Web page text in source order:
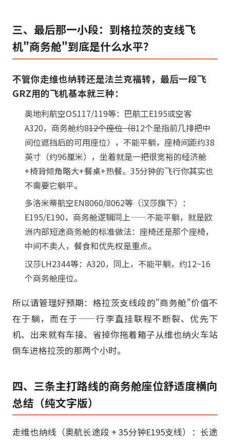
三、最后那一小段：到格拉茨的支线飞
机"商务舱"到底是什么水平？
不管你走维也纳转还是法兰克福转，最后一段飞
GRZ用的飞机基本就三种：
奥地利航空OS117/119等：巴航工E195或空客
A320，商务舱约812个座位（812个是指前几排把中
间位遮挡后的可用座位），不能平躺，座椅间距约38
英寸（约96厘米），坐着就是一把很宽裕的经济舱
+椅背倾角略大+餐桌+热餐。35分钟的飞行你其实也
不需要它躺平。
多洛米蒂航空EN8060/8062等（汉莎旗下）：
E195/E190，商务舱逻辑同上——不能平躺，就是欧
洲内部短途商务舱的标准做法：座椅还是那个座椅，
中间不卖人，餐食和优先权是重点。
汉莎LH2344等：A320，同上，不能平躺，约12~16
个商务舱座位。
所以请管理好预期：格拉茨支线段的"商务舱"价值不
在于躺，而在于——行李直挂联程不断裂、优先下
机、出来就有车接、省掉你拖着箱子从维也纳火车站
倒车进格拉茨的那两个小时。
四、三条主打路线的商务舱座位舒适度横向
总结（纯文字版）
走维也纳线（奥航长途段 + 35分钟E195支线）：长途